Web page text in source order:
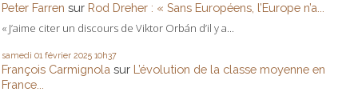
Peter Farren sur Rod Dreher : « Sans Européens, l’Europe n’a...
« J’aime citer un discours de Viktor Orbán d’il y a...
samedi 01 février 2025 10h37
François Carmignola sur L’évolution de la classe moyenne en
France...